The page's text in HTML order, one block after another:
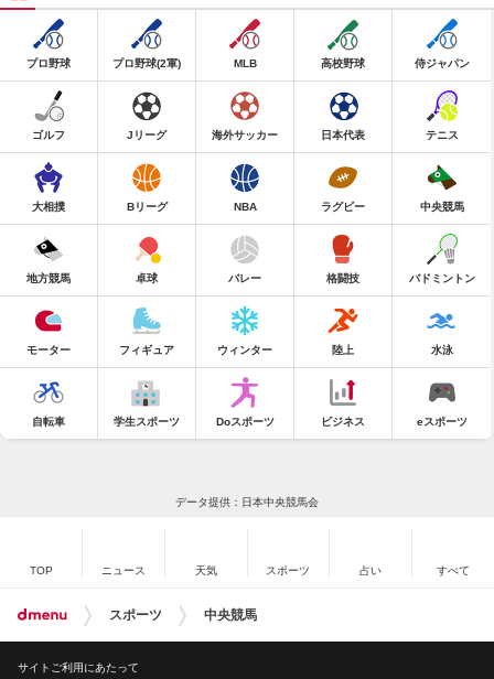
プロ野球 プロ野球(2軍) MLB 高校野球 侍ジャパン
ゴルフ Jリーグ 海外サッカー 日本代表 テニス
大相撲 Bリーグ NBA ラグビー 中央競馬
地方競馬 卓球 バレー 格闘技 バドミントン
モーター フィギュア ウィンター 陸上 水泳
自転車 学生スポーツ Doスポーツ ビジネス eスポーツ
データ提供：日本中央競馬会
TOP ニュース 天気 スポーツ 占い すべて
スポーツ 中央競馬
サイトご利用にあたって